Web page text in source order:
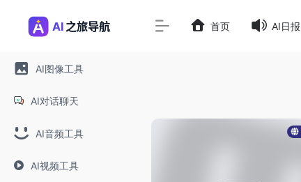
AI图像工具
AI对话聊天
AI音频工具
AI视频工具
首页 AI日报